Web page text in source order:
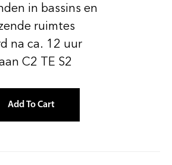
in bassins en
ruimtes
na ca. 12 uur
C2 TE S2
Add To Cart